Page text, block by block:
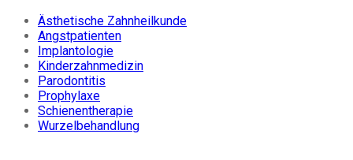
Ästhetische Zahnheilkunde
Angstpatienten
Implantologie
Kinderzahnmedizin
Parodontitis
Prophylaxe
Schienentherapie
Wurzelbehandlung